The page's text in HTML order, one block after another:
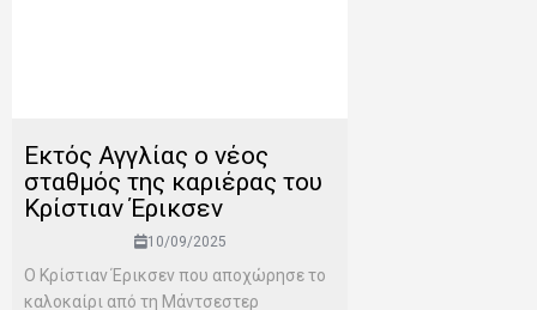
Εκτός Αγγλίας ο νέος
σταθμός της καριέρας του
Κρίστιαν Έρικσεν
10/09/2025
Ο Κρίστιαν Έρικσεν που αποχώρησε το
καλοκαίρι από τη Μάντσεστερ